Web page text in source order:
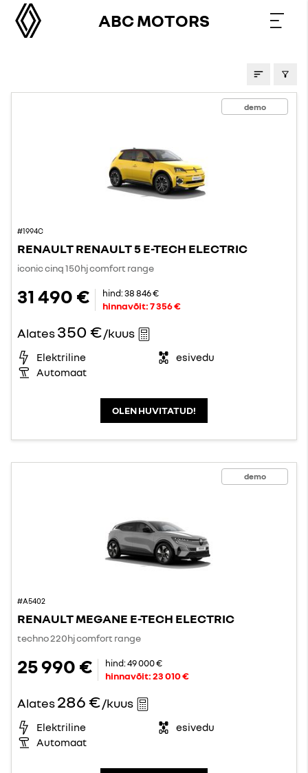
ABC MOTORS
demo
#1994C
RENAULT RENAULT 5 E-TECH ELECTRIC
iconic cinq 150hj comfort range
31 490 € hind:38 846 €
hinnavõit:7 356 €
Alates350 €/kuus
Elektriline
esivedu
Automaat
OLEN HUVITATUD!
demo
#A5402
RENAULT MEGANE E-TECH ELECTRIC
techno 220hj comfort range
25 990 € hind:49 000 €
hinnavõit:23 010 €
Alates286 €/kuus
Elektriline
esivedu
Automaat